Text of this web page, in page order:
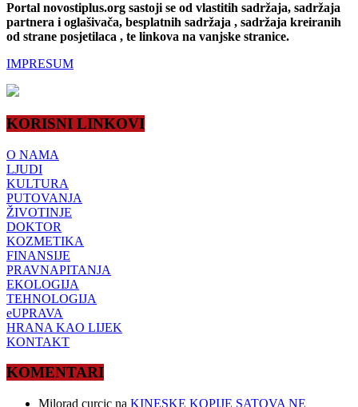
Portal novostiplus.org sastoji se od vlastitih sadržaja, sadržaja
partnera i oglašivača, besplatnih sadržaja , sadržaja kreiranih
od strane posjetilaca , te linkova na vanjske stranice.
IMPRESUM
KORISNI LINKOVI
O NAMA
LJUDI
KULTURA
PUTOVANJA
ŽIVOTINJE
DOKTOR
KOZMETIKA
FINANSIJE
PRAVNAPITANJA
EKOLOGIJA
TEHNOLOGIJA
eUPRAVA
HRANA KAO LIJEK
KONTAKT
KOMENTARI
Milorad curcic na KINESKE KOPIJE SATOVA NE